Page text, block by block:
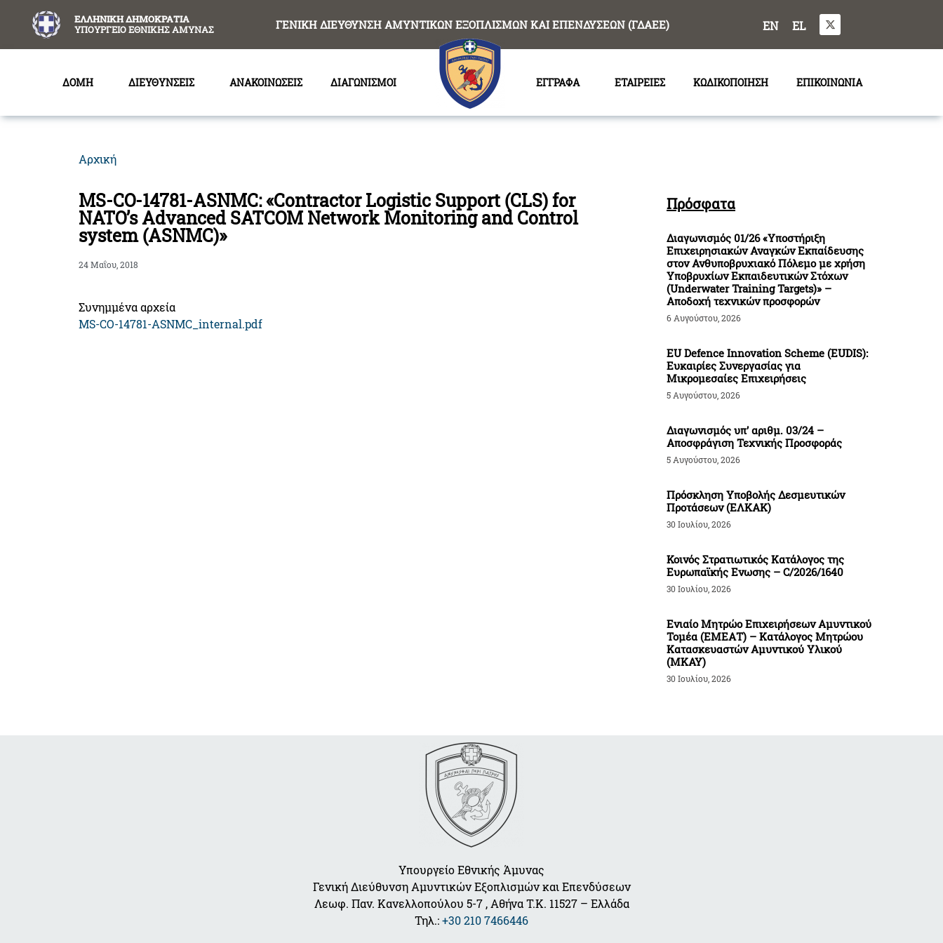
ΕΛΛΗΝΙΚΗ ΔΗΜΟΚΡΑΤΙΑ
ΥΠΟΥΡΓΕΙΟ ΕΘΝΙΚΗΣ ΑΜΥΝΑΣ
ΓΕΝΙΚΗ ΔΙΕΥΘΥΝΣΗ ΑΜΥΝΤΙΚΩΝ ΕΞΟΠΛΙΣΜΩΝ ΚΑΙ ΕΠΕΝΔΥΣΕΩΝ (ΓΔΑΕΕ) EN EL
ΔΟΜΗ ΔΙΕΥΘΥΝΣΕΙΣ ΑΝΑΚΟΙΝΩΣΕΙΣ ΔΙΑΓΩΝΙΣΜΟΙ ΕΓΓΡΑΦΑ ΕΤΑΙΡΕΙΕΣ ΚΩΔΙΚΟΠΟΙΗΣΗ ΕΠΙΚΟΙΝΩΝΙΑ
Αρχική
MS-CO-14781-ASNMC: «Contractor Logistic Support (CLS) for
NATO’s Advanced SATCOM Network Monitoring and Control
system (ASNMC)»
24 Μαΐου, 2018
Συνημμένα αρχεία
MS-CO-14781-ASNMC_internal.pdf
Πρόσφατα
Διαγωνισμός 01/26 «Υποστήριξη
Επιχειρησιακών Αναγκών Εκπαίδευσης
στον Ανθυποβρυχιακό Πόλεμο με χρήση
Υποβρυχίων Εκπαιδευτικών Στόχων
(Underwater Training Targets)» –
Αποδοχή τεχνικών προσφορών
6 Αυγούστου, 2026
EU Defence Innovation Scheme (EUDIS):
Ευκαιρίες Συνεργασίας για
Μικρομεσαίες Επιχειρήσεις
5 Αυγούστου, 2026
Διαγωνισμός υπ’ αριθμ. 03/24 –
Αποσφράγιση Τεχνικής Προσφοράς
5 Αυγούστου, 2026
Πρόσκληση Υποβολής Δεσμευτικών
Προτάσεων (ΕΛΚΑΚ)
30 Ιουλίου, 2026
Κοινός Στρατιωτικός Κατάλογος της
Ευρωπαϊκής Ενωσης – C/2026/1640
30 Ιουλίου, 2026
Ενιαίο Μητρώο Επιχειρήσεων Αμυντικού
Τομέα (ΕΜΕΑΤ) – Κατάλογος Μητρώου
Κατασκευαστών Αμυντικού Υλικού
(ΜΚΑΥ)
30 Ιουλίου, 2026
Υπουργείο Εθνικής Άμυνας
Γενική Διεύθυνση Αμυντικών Εξοπλισμών και Επενδύσεων
Λεωφ. Παν. Κανελλοπούλου 5-7 , Αθήνα Τ.Κ. 11527 – Ελλάδα
Τηλ.:+30 210 7466446